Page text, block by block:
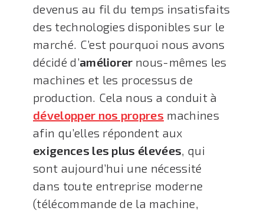
devenus au fil du temps insatisfaits
des technologies disponibles sur le
marché. C’est pourquoi nous avons
décidé d’améliorer nous-mêmes les
machines et les processus de
production. Cela nous a conduit à
développer nos propres machines
afin qu’elles répondent aux
exigences les plus élevées, qui
sont aujourd’hui une nécessité
dans toute entreprise moderne
(télécommande de la machine,